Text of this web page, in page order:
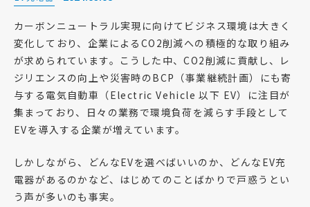
カーボンニュートラル実現に向けてビジネス環境は大きく
変化しており、企業によるCO2削減への積極的な取り組み
が求められています。こうした中、CO2削減に貢献し、レ
ジリエンスの向上や災害時のBCP（事業継続計画）にも寄
与する電気自動車（Electric Vehicle 以下 EV）に注目が
集まっており、日々の業務で環境負荷を減らす手段として
EVを導入する企業が増えています。
しかしながら、どんなEVを選べばいいのか、どんなEV充
電器があるのかなど、はじめてのことばかりで戸惑うとい
う声が多いのも事実。